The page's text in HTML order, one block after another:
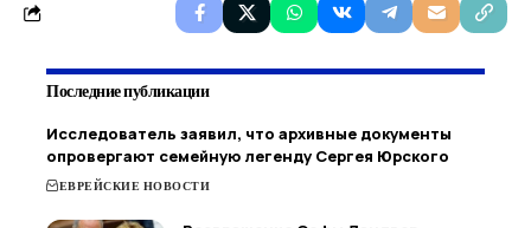
Последние публикации
Исследователь заявил, что архивные документы
опровергают семейную легенду Сергея Юрского
ЕВРЕЙСКИЕ НОВОСТИ